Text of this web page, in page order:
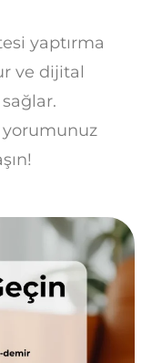
yaptırma
ve dijital
yorumunuz